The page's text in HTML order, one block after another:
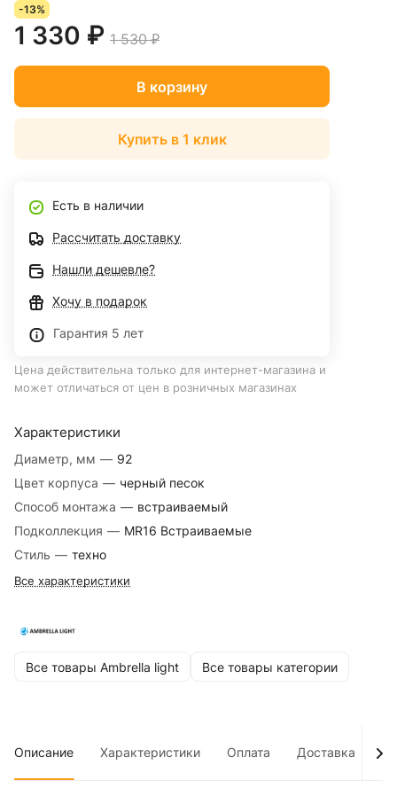
Характеристики
Диаметр, мм — 92
Цвет корпуса — черный песок
Способ монтажа — встраиваемый
Подколлекция — MR16 Встраиваемые
Стиль — техно
Все характеристики
Все товары Ambrella light Все товары категории
-13%
1 330 ₽ 1 530 ₽
В корзину
Купить в 1 клик
Есть в наличии
Рассчитать доставку
Нашли дешевле?
Хочу в подарок
Гарантия 5 лет
Цена действительна только для интернет-магазина и
может отличаться от цен в розничных магазинах
Описание Характеристики Оплата Доставка